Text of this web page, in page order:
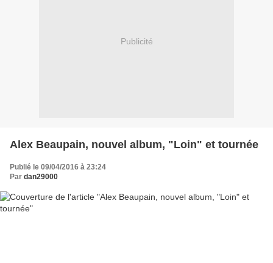
Publicité
Alex Beaupain, nouvel album, "Loin" et tournée
Publié le 09/04/2016 à 23:24
Par dan29000